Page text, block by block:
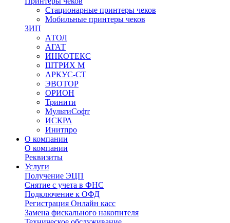
Стационарные принтеры чеков
Мобильные принтеры чеков
ЗИП
АТОЛ
АГАТ
ИНКОТЕКС
ШТРИХ М
АРКУС-СТ
ЭВОТОР
ОРИОН
Тринити
МультиСофт
ИСКРА
Инитпро
О компании
О компании
Реквизиты
Услуги
Получение ЭЦП
Снятие с учета в ФНС
Подключение к ОФД
Регистрация Онлайн касс
Замена фискального накопителя